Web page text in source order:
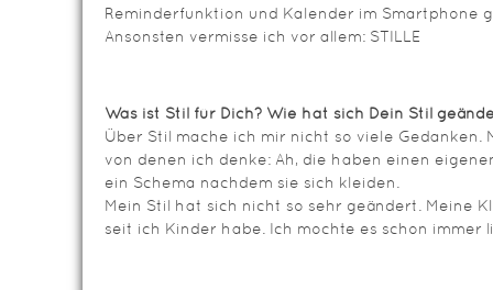
Reminderfunktion und Kalender im Smartphone
Ansonsten vermisse ich vor allem: STILLE
Was ist Stil für Dich? Wie hat sich Dein Stil
Über Stil mache ich mir nicht so viele Gedanken.
von denen ich denke: Ah, die haben einen
ein Schema nachdem sie sich kleiden.
Mein Stil hat sich nicht so sehr geändert. Meine
seit ich Kinder habe. Ich mochte es schon immer